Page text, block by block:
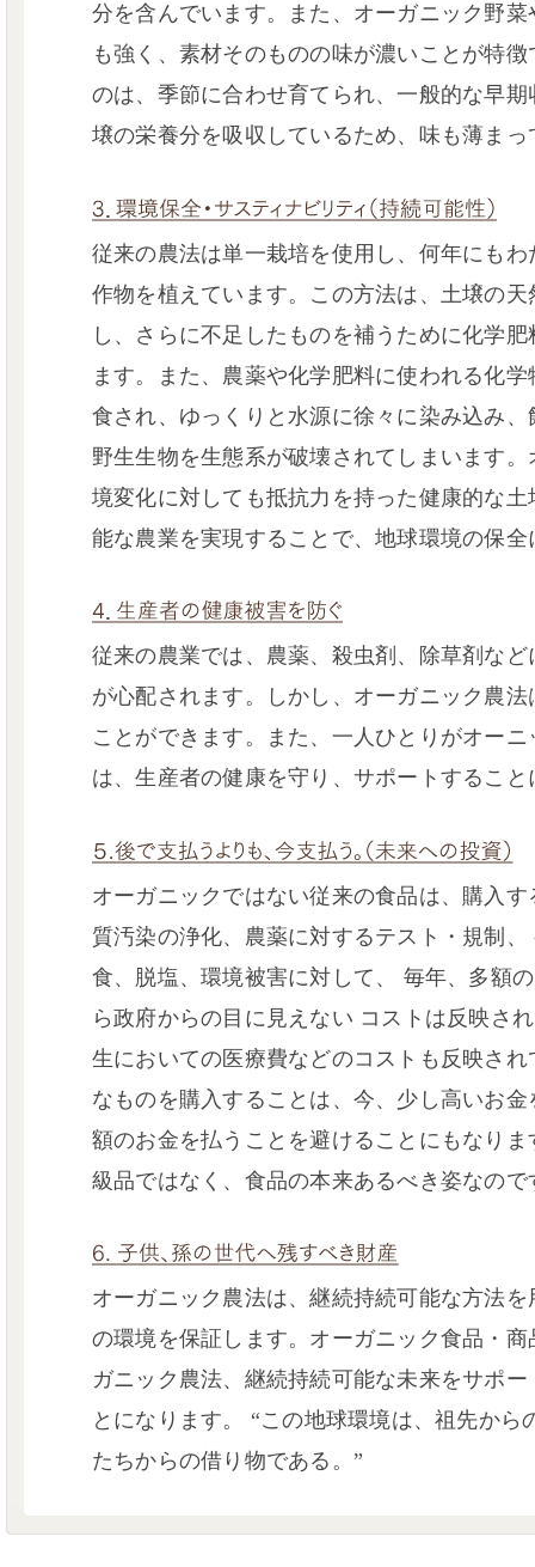
分を含んでいます。また、オーガニック野
も強く、素材そのものの味が濃いことが特
のは、季節に合わせ育てられ、一般的な早
壌の栄養分を吸収しているため、味も薄ま
従来の農法は単一栽培を使用し、何年にも
作物を植えています。この方法は、土壌の
し、さらに不足したものを補うために化学
ます。また、農薬や化学肥料に使われる化
食され、ゆっくりと水源に徐々に染み込み
野生生物を生態系が破壊されてしまいます
境変化に対しても抵抗力を持った健康的な
能な農業を実現することで、地球環境の保
従来の農業では、農薬、殺虫剤、除草剤な
が心配されます。しかし、オーガニック農
ことができます。また、一人ひとりがオー
は、生産者の健康を守り、サポートするこ
オーガニックではない従来の食品は、購入
質汚染の浄化、農薬に対するテスト・規制
食、脱塩、環境被害に対して、 毎年、多額
ら政府からの目に見えない コストは反映さ
生においての医療費などのコストも反映さ
なものを購入することは、今、少し高いお
額のお金を払うことを避けることにもなり
級品ではなく、食品の本来あるべき姿なので
オーガニック農法は、継続持続可能な方法
の環境を保証します。オーガニック食品・
ガニック農法、継続持続可能な未来をサポ
とになります。 “この地球環境は、祖先から
たちからの借り物である。”